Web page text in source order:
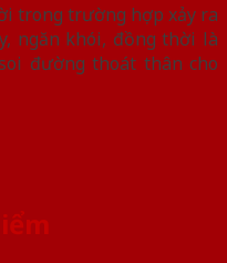
trong trường hợp xảy ra
ngăn khói, đồng thời là
đường thoát thân cho